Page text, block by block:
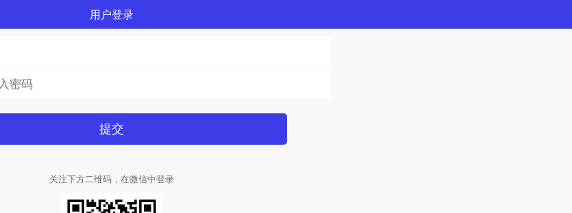
用户登录
关注下方二维码，在微信中登录